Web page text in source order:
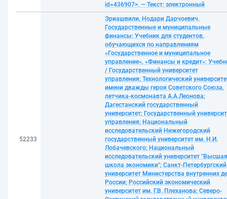
id=436907>. — Текст: электронный
52233
Эриашвили, Нодари Дарчоевич.
Государственные и муниципальные
финансы: Учебник для студентов,
обучающихся по направлениям
«Государственное и муниципальное
управление», «Финансы и кредит»:
/ Государственный университет
управления; Технологический
имени дважды героя Советского Союза,
летчика-космонавта А.А.Леонова;
Дагестанский государственный
университет; Государственный
управления; Национальный
исследовательский Нижегородский
государственный университет им. Н.И.
Лобачевского; Национальный
исследовательский университет "Высшая
школа экономики"; Санкт-Петербургский
университет Министерства внутренних
России; Российский экономический
университет им. Г.В. Плеханова; Северо-